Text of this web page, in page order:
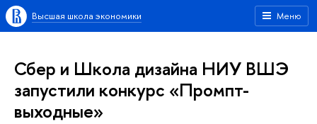
Меню
Высшая школа экономики
Сбер и Школа дизайна НИУ ВШЭ
запустили конкурс «Промпт-
выходные»